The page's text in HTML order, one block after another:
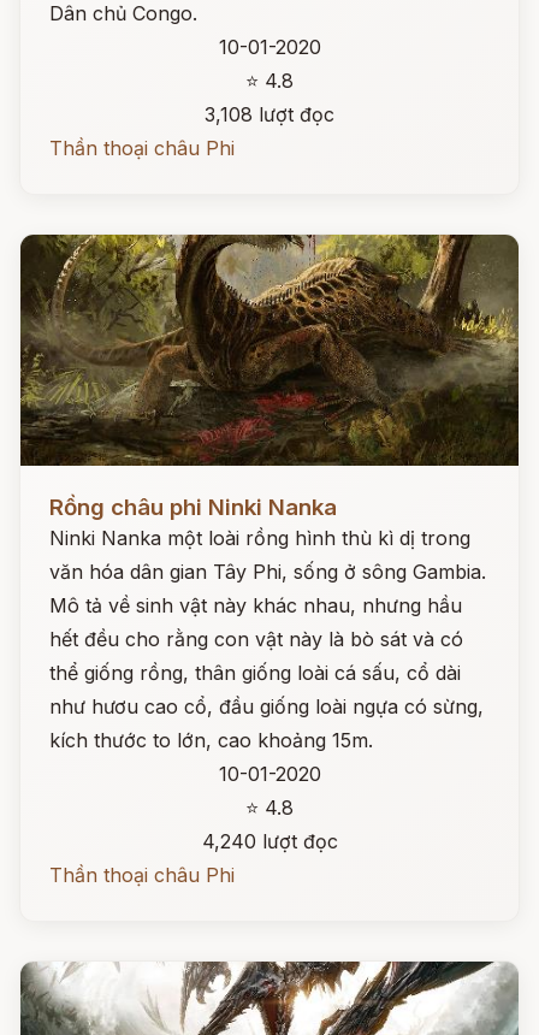
Dân chủ Congo.
10-01-2020
⭐ 4.8
3,108 lượt đọc
Thần thoại châu Phi
Đọc ngay
Rồng châu phi Ninki Nanka
Ninki Nanka một loài rồng hình thù kì dị trong
văn hóa dân gian Tây Phi, sống ở sông Gambia.
Mô tả về sinh vật này khác nhau, nhưng hầu
hết đều cho rằng con vật này là bò sát và có
thể giống rồng, thân giống loài cá sấu, cổ dài
như hươu cao cổ, đầu giống loài ngựa có sừng,
kích thước to lớn, cao khoảng 15m.
10-01-2020
⭐ 4.8
4,240 lượt đọc
Thần thoại châu Phi